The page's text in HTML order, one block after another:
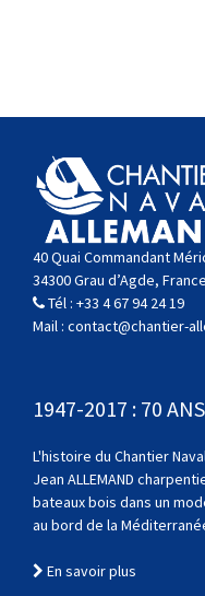
40 Quai Commandant
34300 Grau d’Agde, France
Tél : +33 4 67 94 24 19
Mail : contact@chantier-
1947-2017 : 70
L'histoire du Chantier
Jean ALLEMAND
bateaux bois dans un
au bord de la
En savoir plus